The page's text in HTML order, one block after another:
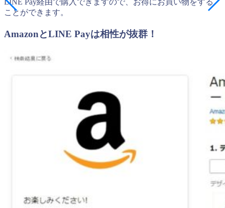
LINE Pay経由で購入できますので、お得にお買い物をする
ことができます。
AmazonとLINE Payは相性が抜群！